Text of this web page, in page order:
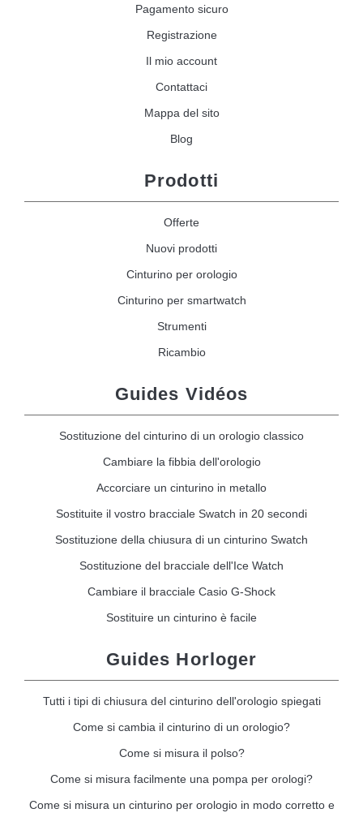
Pagamento sicuro
Registrazione
Il mio account
Contattaci
Mappa del sito
Blog
Prodotti
Offerte
Nuovi prodotti
Cinturino per orologio
Cinturino per smartwatch
Strumenti
Ricambio
Guides Vidéos
Sostituzione del cinturino di un orologio classico
Cambiare la fibbia dell'orologio
Accorciare un cinturino in metallo
Sostituite il vostro bracciale Swatch in 20 secondi
Sostituzione della chiusura di un cinturino Swatch
Sostituzione del bracciale dell'Ice Watch
Cambiare il bracciale Casio G-Shock
Sostituire un cinturino è facile
Guides Horloger
Tutti i tipi di chiusura del cinturino dell'orologio spiegati
Come si cambia il cinturino di un orologio?
Come si misura il polso?
Come si misura facilmente una pompa per orologi?
Come si misura un cinturino per orologio in modo corretto e